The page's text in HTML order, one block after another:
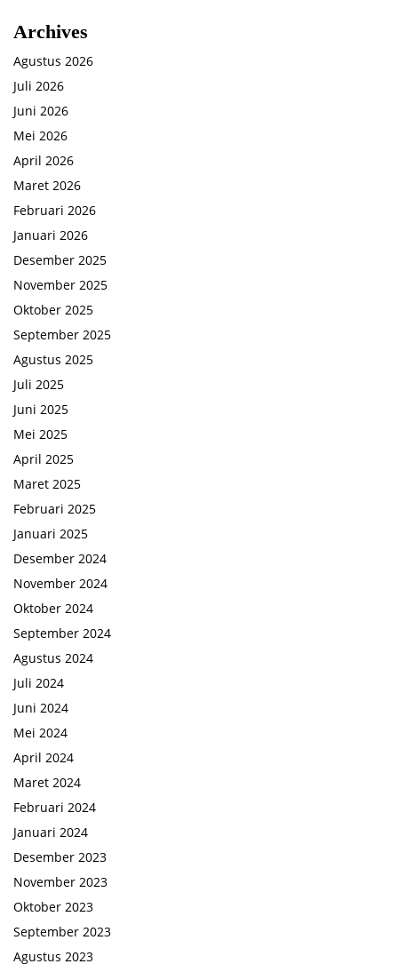
Archives
Agustus 2026
Juli 2026
Juni 2026
Mei 2026
April 2026
Maret 2026
Februari 2026
Januari 2026
Desember 2025
November 2025
Oktober 2025
September 2025
Agustus 2025
Juli 2025
Juni 2025
Mei 2025
April 2025
Maret 2025
Februari 2025
Januari 2025
Desember 2024
November 2024
Oktober 2024
September 2024
Agustus 2024
Juli 2024
Juni 2024
Mei 2024
April 2024
Maret 2024
Februari 2024
Januari 2024
Desember 2023
November 2023
Oktober 2023
September 2023
Agustus 2023